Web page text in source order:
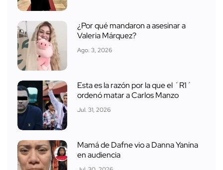
¿Por qué mandaron a asesinar a
Valeria Márquez?
Ago. 3, 2026
Esta es la razón por la que el ´R1´
ordenó matar a Carlos Manzo
Jul. 31, 2026
Mamá de Dafne vio a Danna Yanina
en audiencia